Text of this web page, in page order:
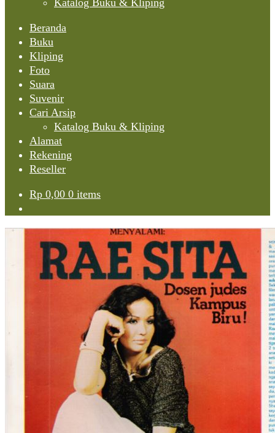
Katalog Buku & Kliping
Beranda
Buku
Kliping
Foto
Suara
Suvenir
Cari Arsip
Katalog Buku & Kliping
Alamat
Rekening
Reseller
Rp 0,00 0 items